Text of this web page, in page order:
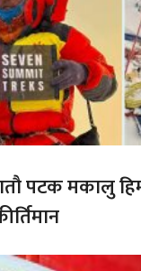
पटक मकालु